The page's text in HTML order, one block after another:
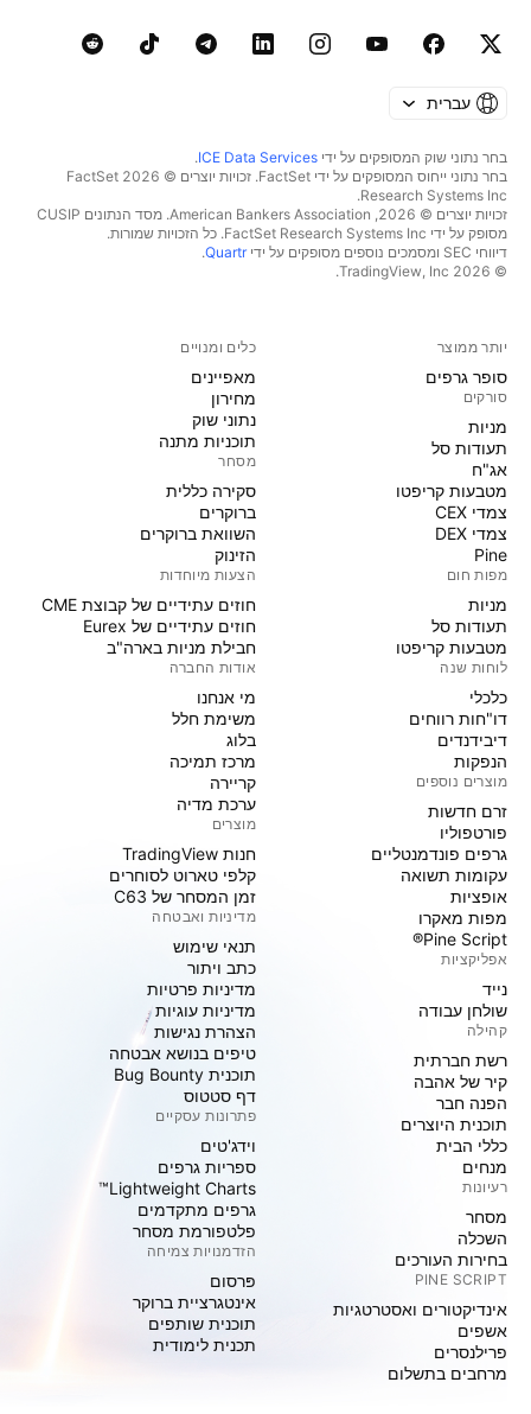
עברית
בחר נתוני שוק המסופקים על ידי ICE Data Services
.
בחר נתוני ייחוס המסופקים על ידי FactSet. זכויות יוצרים © 2026 ‏FactSet
Research Systems Inc.‏
זכויות יוצרים © 2026, ‏American Bankers Association. מסד הנתונים CUSIP
מסופק על ידי FactSet Research Systems Inc. כל הזכויות שמורות.
דיווחי SEC ומסמכים נוספים מסופקים על ידי
Quartr
.
© 2026 ‏TradingView, Inc.‏
יותר ממוצר
סופר גרפים
סורקים
מניות‏
תעודות סל
אג"ח
מטבעות קריפטו
צמדי CEX
צמדי DEX
Pine
מפות חום
מניות‏
תעודות סל
מטבעות קריפטו
לוחות שנה
כלכלי
דו"חות רווחים
דיבידנדים
הנפקות
מוצרים נוספים
זרם חדשות
פורטפוליו
גרפים פונדמנטליים
עקומות תשואה
אופציות
מפות מאקרו
Pine Script®
אפליקציות
נייד
שולחן עבודה
קהילה
רשת חברתית
קיר של אהבה
הפנה חבר
תוכנית היוצרים
כללי הבית
מנחים
רעיונות
מסחר
השכלה
בחירות העורכים
PINE SCRIPT
אינדיקטורים ואסטרטגיות
אשפים
פרילנסרים
מרחבים בתשלום
כלים ומנויים
מאפיינים
מחירון
נתוני שוק
תוכניות מתנה
מסחר
סקירה כללית
ברוקרים
השוואת ברוקרים
הזינוק
הצעות מיוחדות
חוזים עתידיים של קבוצת CME
חוזים עתידיים של Eurex
חבילת מניות בארה"ב
אודות החברה
מי אנחנו
משימת חלל
בלוג
מרכז תמיכה
קריירה
ערכת מדיה
מוצרים
חנות TradingView
קלפי טארוט לסוחרים
זמן המסחר של C63
מדיניות ואבטחה
תנאי שימוש
כתב ויתור
מדיניות פרטיות
מדיניות עוגיות
הצהרת נגישות
טיפים בנושא אבטחה
תוכנית Bug Bounty
דף סטטוס
פתרונות עסקיים
וידג'טים
ספריות גרפים
Lightweight Charts™
גרפים מתקדמים
פלטפורמת מסחר
הזדמנויות צמיחה
פּרסום
אינטגרציית ברוקר
תוכנית שותפים
תכנית לימודית